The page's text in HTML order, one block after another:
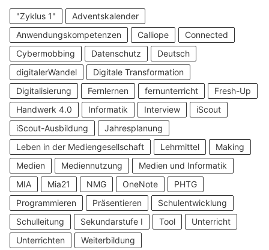
"Zyklus 1"
Adventskalender
Anwendungskompetenzen
Calliope
Connected
Cybermobbing
Datenschutz
Deutsch
digitalerWandel
Digitale Transformation
Digitalisierung
Fernlernen fernunterricht
Fresh-Up
Handwerk 4.0
Informatik Interview
iScout
iScout-Ausbildung
Jahresplanung
Leben in der Mediengesellschaft
Lehrmittel
Making
Medien
Mediennutzung
Medien und Informatik
MIA
Mia21 NMG OneNote
PHTG
Programmieren
Präsentieren
Schulentwicklung
Schulleitung
Sekundarstufe I Tool
Unterricht
Unterrichten
Weiterbildung